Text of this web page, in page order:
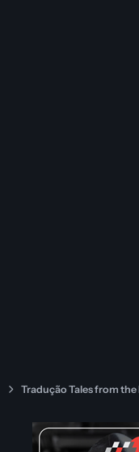
Tradução Tales from the